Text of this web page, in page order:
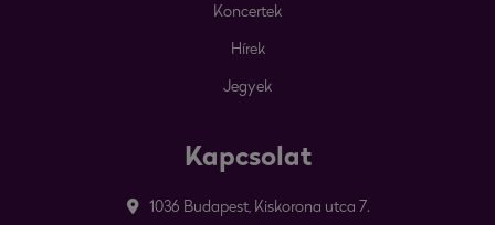
Koncertek
Hírek
Jegyek
Kapcsolat
1036 Budapest, Kiskorona utca 7.